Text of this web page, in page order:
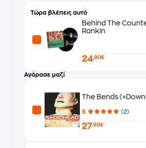
Τώρα βλέπεις αυτό
Behind The
Rankin
24,90€
Αγόρασε μαζί
The Bends
5 (2)
27,90€